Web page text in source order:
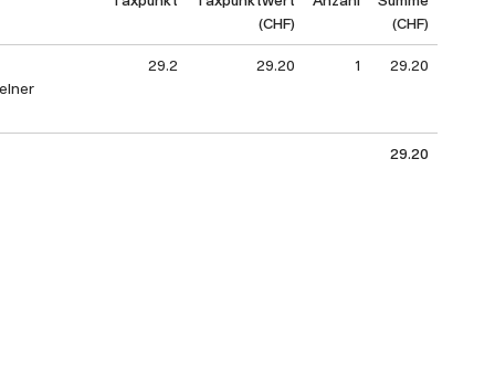
(CHF)
(CHF)
29.2 29.20 1 29.20
29.20